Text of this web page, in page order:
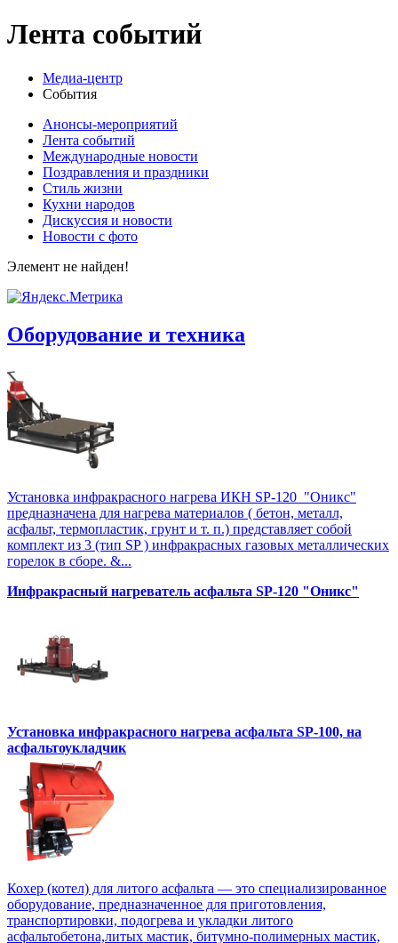
Лента событий
Медиа-центр
События
Анонсы-мероприятий
Лента событий
Международные новости
Поздравления и праздники
Cтиль жизни
Кухни народов
Дискуссия и новости
Новости с фото
Элемент не найден!
Оборудование и техника
Установка инфракрасного нагрева ИКН SP-120 "Оникс"
предназначена для нагрева материалов ( бетон, металл,
асфальт, термопластик, грунт и т. п.) представляет собой
комплект из 3 (тип SP ) инфракрасных газовых металлических
горелок в сборе. &...
Инфракрасный нагреватель асфальта SP-120 "Оникс"
Установка инфракрасного нагрева асфальта SP-100, на
асфальтоукладчик
Кохер (котел) для литого асфальта — это специализированное
оборудование, предназначенное для приготовления,
транспортировки, подогрева и укладки литого
асфальтобетона,литых мастик, битумно-полимерных мастик,